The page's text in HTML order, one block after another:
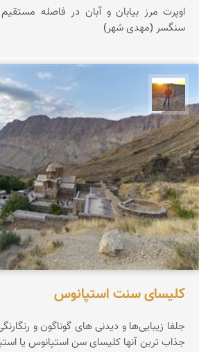
سنگسر (مهدی شهر)
کلیسای سنت استپانوس
جلفا زیبایی‌ها و دیدنی های گوناگون و
جذاب ترین آنها کلیسای سن استپانوس یا